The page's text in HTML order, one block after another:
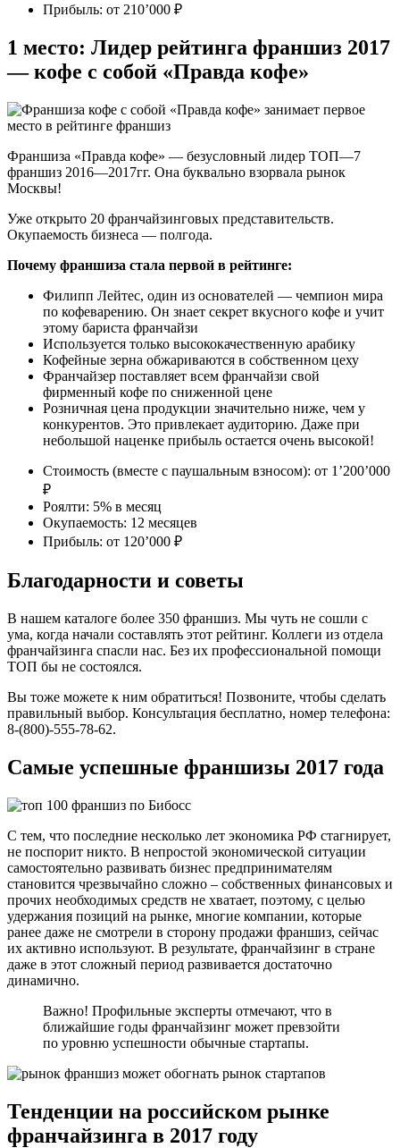
Прибыль: от 210’000 ₽
1 место: Лидер рейтинга франшиз 2017
— кофе с собой «Правда кофе»
Франшиза «Правда кофе» — безусловный лидер ТОП—7
франшиз 2016—2017гг. Она буквально взорвала рынок
Москвы!
Уже открыто 20 франчайзинговых представительств.
Окупаемость бизнеса — полгода.
Почему франшиза стала первой в рейтинге:
Филипп Лейтес, один из основателей — чемпион мира
по кофеварению. Он знает секрет вкусного кофе и учит
этому бариста франчайзи
Используется только высококачественную арабику
Кофейные зерна обжариваются в собственном цеху
Франчайзер поставляет всем франчайзи свой
фирменный кофе по сниженной цене
Розничная цена продукции значительно ниже, чем у
конкурентов. Это привлекает аудиторию. Даже при
небольшой наценке прибыль остается очень высокой!
Стоимость (вместе с паушальным взносом): от 1’200’000
₽
Роялти: 5% в месяц
Окупаемость: 12 месяцев
Прибыль: от 120’000 ₽
Благодарности и советы
В нашем каталоге более 350 франшиз. Мы чуть не сошли с
ума, когда начали составлять этот рейтинг. Коллеги из отдела
франчайзинга спасли нас. Без их профессиональной помощи
ТОП бы не состоялся.
Вы тоже можете к ним обратиться! Позвоните, чтобы сделать
правильный выбор. Консультация бесплатно, номер телефона:
8-(800)-555-78-62.
Самые успешные франшизы 2017 года
С тем, что последние несколько лет экономика РФ стагнирует,
не поспорит никто. В непростой экономической ситуации
самостоятельно развивать бизнес предпринимателям
становится чрезвычайно сложно – собственных финансовых и
прочих необходимых средств не хватает, поэтому, с целью
удержания позиций на рынке, многие компании, которые
ранее даже не смотрели в сторону продажи франшиз, сейчас
их активно используют. В результате, франчайзинг в стране
даже в этот сложный период развивается достаточно
динамично.
Важно! Профильные эксперты отмечают, что в
ближайшие годы франчайзинг может превзойти
по уровню успешности обычные стартапы.
Тенденции на российском рынке
франчайзинга в 2017 году